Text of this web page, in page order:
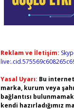
Reklam ve İletişim:
Yasal Uyarı: Bu
marka, kurum veya
bağlantısı
kendi hazırladığımız